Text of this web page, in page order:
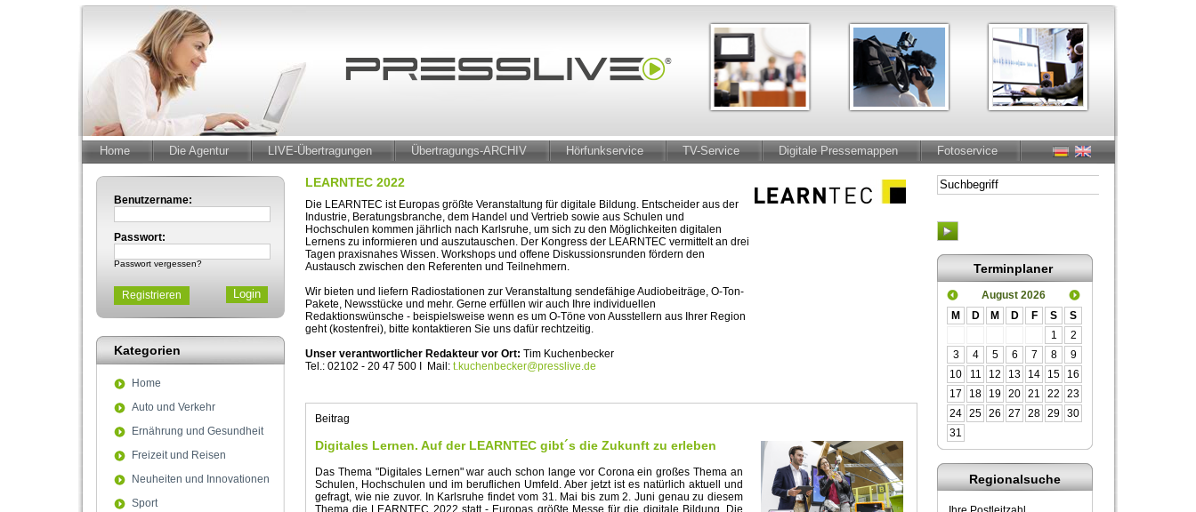
Home Die Agentur LIVE-Übertragungen Übertragungs-ARCHIV Hörfunkservice TV-Service Digitale Pressemappen Fotoservice
Benutzername:
Passwort:
Passwort vergessen?
Registrieren
Kategorien
Home
Auto und Verkehr
Ernährung und Gesundheit
Freizeit und Reisen
Neuheiten und Innovationen
Sport
LEARNTEC 2022
Die LEARNTEC ist Europas größte Veranstaltung für digitale Bildung. Entscheider aus der
Industrie, Beratungsbranche, dem Handel und Vertrieb sowie aus Schulen und
Hochschulen kommen jährlich nach Karlsruhe, um sich zu den Möglichkeiten digitalen
Lernens zu informieren und auszutauschen. Der Kongress der LEARNTEC vermittelt an drei
Tagen praxisnahes Wissen. Workshops und offene Diskussionsrunden fördern den
Austausch zwischen den Referenten und Teilnehmern.
Wir bieten und liefern Radiostationen zur Veranstaltung sendefähige Audiobeiträge, O-Ton-
Pakete, Newsstücke und mehr. Gerne erfüllen wir auch Ihre individuellen
Redaktionswünsche - beispielsweise wenn es um O-Töne von Ausstellern aus Ihrer Region
geht (kostenfrei), bitte kontaktieren Sie uns dafür rechtzeitig.
Unser verantwortlicher Redakteur vor Ort: Tim Kuchenbecker
Tel.: 02102 - 20 47 500 I Mail: t.kuchenbecker@presslive.de
Beitrag
Digitales Lernen. Auf der LEARNTEC gibt´s die Zukunft zu erleben
Das Thema "Digitales Lernen" war auch schon lange vor Corona ein großes Thema an
Schulen, Hochschulen und im beruflichen Umfeld. Aber jetzt ist es natürlich aktuell und
gefragt, wie nie zuvor. In Karlsruhe findet vom 31. Mai bis zum 2. Juni genau zu diesem
Thema die LEARNTEC 2022 statt - Europas größte Messe für die digitale Bildung. Die
Terminplaner
August 2026
M
D M D F S
S
1
2
3
4 5 6 7 8
9
10
11 12 13 14 15
16
17
18 19 20 21 22
23
24 25 26 27 28 29 30
31
Regionalsuche